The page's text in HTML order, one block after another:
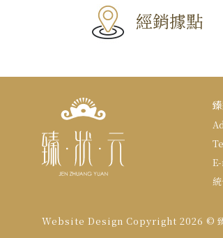
經銷據點
Website Design Copyright 2026 ©